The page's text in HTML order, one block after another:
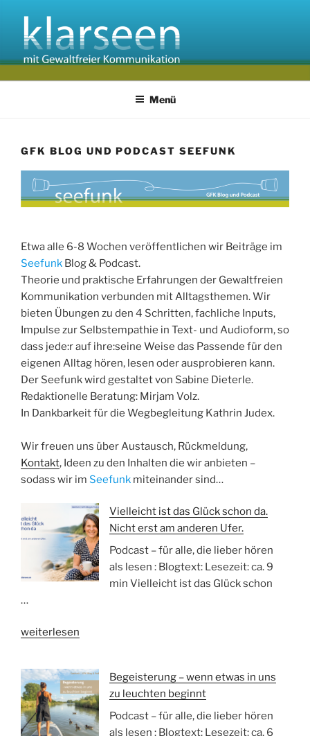
springen
Menü
GFK BLOG UND PODCAST SEEFUNK
Etwa alle 6-8 Wochen veröffentlichen wir Beiträge im
Seefunk Blog & Podcast.
Theorie und praktische Erfahrungen der Gewaltfreien
Kommunikation verbunden mit Alltagsthemen. Wir
bieten Übungen zu den 4 Schritten, fachliche Inputs,
Impulse zur Selbstempathie in Text- und Audioform, so
dass jede:r auf ihre:seine Weise das Passende für den
eigenen Alltag hören, lesen oder ausprobieren kann.
Der Seefunk wird gestaltet von Sabine Dieterle.
Redaktionelle Beratung: Mirjam Volz.
In Dankbarkeit für die Wegbegleitung Kathrin Judex.
Wir freuen uns über Austausch, Rückmeldung,
Kontakt, Ideen zu den Inhalten die wir anbieten –
sodass wir im Seefunk miteinander sind…
Vielleicht ist das Glück schon da.
Nicht erst am anderen Ufer.
Podcast – für alle, die lieber hören
als lesen : Blogtext: Lesezeit: ca. 9
min Vielleicht ist das Glück schon
…
„Vielleicht
Glück
schon
da.
Nicht
weiterlesen
Begeisterung – wenn etwas in uns
zu leuchten beginnt
Podcast – für alle, die lieber hören
als lesen : Blogtext: Lesezeit: ca. 6